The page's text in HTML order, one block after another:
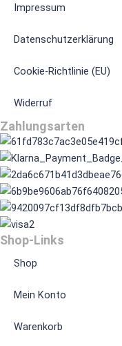
Impressum
Datenschutzerklärung
Cookie-Richtlinie (EU)
Widerruf
Zahlungsarten
Shop-Links
Shop
Mein Konto
Warenkorb